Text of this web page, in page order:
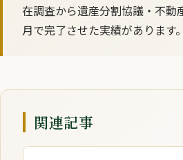
在調査から遺産分割協議・不動
月で完了させた実績があります。
関連記事